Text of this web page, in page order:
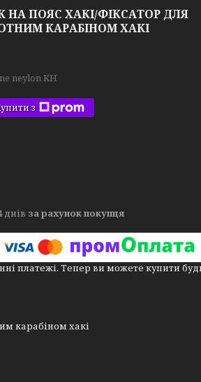
НА ПОЯС ХАКІ/ФІКСАТОР ДЛЯ
КАРАБІНОМ ХАКІ
neylon KH
з
днів за рахунок покупця
платежі. Тепер ви можете купити
карабіном хакі